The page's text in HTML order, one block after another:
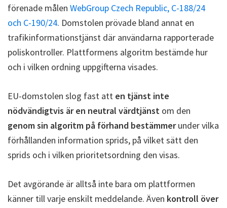
förenade målen WebGroup Czech Republic, C-188/24
och C-190/24. Domstolen prövade bland annat en
trafikinformationstjänst där användarna rapporterade
poliskontroller. Plattformens algoritm bestämde hur
och i vilken ordning uppgifterna visades.
EU-domstolen slog fast att en tjänst inte
nödvändigtvis är en neutral värdtjänst om den
genom sin algoritm på förhand bestämmerunder vilka
förhållanden information sprids, på vilket sätt den
sprids och i vilken prioritetsordning den visas.
Det avgörande är alltså inte bara om plattformen
känner till varje enskilt meddelande. Även kontroll över